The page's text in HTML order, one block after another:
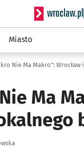
Serwis
Miasto
Ma